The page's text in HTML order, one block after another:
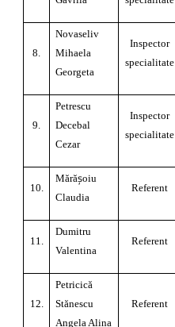
8.
Novaseliv
Mihaela
Georgeta
Inspector
specialitate
9.
Petrescu
Decebal
Cezar
Inspector
specialitate
10.
Mărăşoiu
Claudia
Referent
11.
Dumitru
Valentina
Referent
12.
Petricică
Stănescu
Angela Alina
Referent